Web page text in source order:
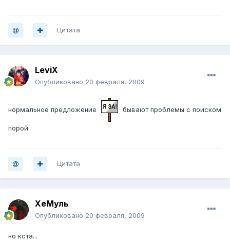
Цитата
LeviX
Опубликовано 20 февраля, 2009
нормальное предложение бывают проблемы с поиском
порой
Цитата
ХеМуль
Опубликовано 20 февраля, 2009
но кста...